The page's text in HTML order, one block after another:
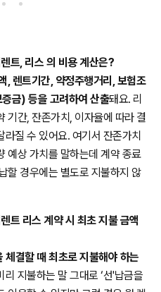
트, 리스 의 비용 계산은?
, 렌트기간, 약정주행거리, 보험조
금) 등을 고려하여 산출돼요. 리
기간, 잔존가치, 이자율에 따라 결
질 수 있어요. 여기서 잔존가치
예상 가치를 말하는데 계약 종료
할 경우에는 별도로 지불하지 않
트 리스 계약 시 최초 지불 금액
결할 때 최초로 지불해야 하는
지불하는 말 그대로 ‘선'납금을